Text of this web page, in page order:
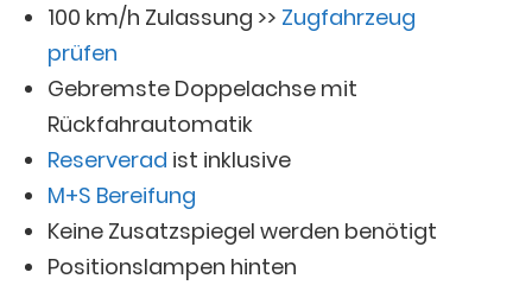
100 km/h Zulassung >> Zugfahrzeug
prüfen
Gebremste Doppelachse mit
Rückfahrautomatik
Reserverad ist inklusive
M+S Bereifung
Keine Zusatzspiegel werden benötigt
Positionslampen hinten